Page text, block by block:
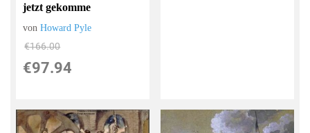
jetzt gekomme
vonHoward Pyle
€166.00
€97.94